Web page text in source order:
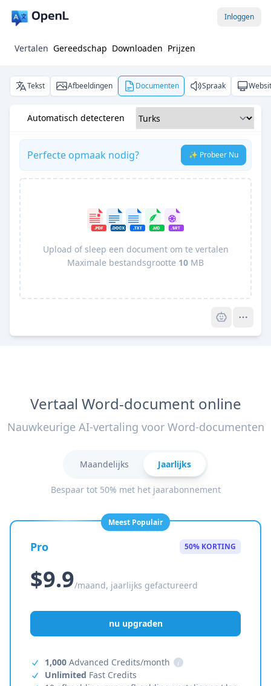
Inloggen
Vertalen Gereedschap Downloaden Prijzen
Tekst Afbeeldingen Documenten Spraak
Automatisch detecteren
Perfecte opmaak nodig? ✨ Probeer Nu
Upload of sleep een document om te vertalen
Maximale bestandsgrootte 10 MB
Vertaal Word-document online
Nauwkeurige AI-vertaling voor Word-documenten
Maandelijks Jaarlijks
Bespaar tot 50% met het jaarabonnement
Meest Populair
Pro 50% KORTING
$9.9/maand, jaarlijks gefactureerd
nu upgraden
1,000 Advanced Credits/month
i
Unlimited Fast Credits